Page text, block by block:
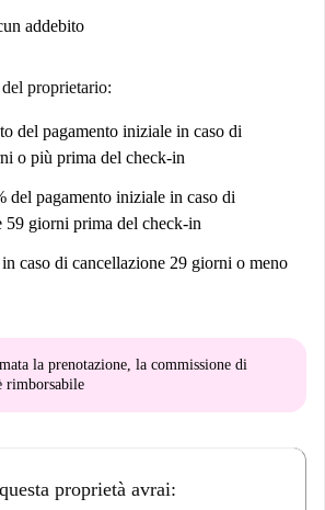
addebito
proprietario:
del pagamento iniziale in caso di
o più prima del check-in
del pagamento iniziale in caso di
59 giorni prima del check-in
in caso di cancellazione 29 giorni o meno
la prenotazione, la commissione di
rimborsabile
proprietà avrai: